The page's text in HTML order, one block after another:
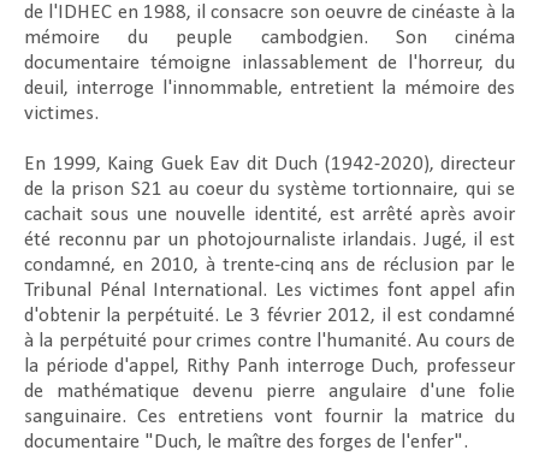
de l'IDHEC en 1988, il consacre son oeuvre de cinéaste à la
mémoire du peuple cambodgien. Son cinéma
documentaire témoigne inlassablement de l'horreur, du
deuil, interroge l'innommable, entretient la mémoire des
victimes.
En 1999, Kaing Guek Eav dit Duch (1942-2020), directeur
de la prison S21 au coeur du système tortionnaire, qui se
cachait sous une nouvelle identité, est arrêté après avoir
été reconnu par un photojournaliste irlandais. Jugé, il est
condamné, en 2010, à trente-cinq ans de réclusion par le
Tribunal Pénal International. Les victimes font appel afin
d'obtenir la perpétuité. Le 3 février 2012, il est condamné
à la perpétuité pour crimes contre l'humanité. Au cours de
la période d'appel, Rithy Panh interroge Duch, professeur
de mathématique devenu pierre angulaire d'une folie
sanguinaire. Ces entretiens vont fournir la matrice du
documentaire "Duch, le maître des forges de l'enfer".